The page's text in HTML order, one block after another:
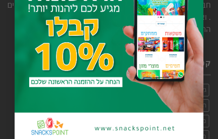
חברים ובני משפחה. נפלה לנו זכות גדולה להמתיק לכם את החיים
. ואנחנו מקפידים להתייחס אליה ברצינות ולהציע את המגוון
הרחב.
קטגוריות
גלידות ושלגונים חד פעמי חומרי גלם
חטיפי חלבון וללא סוכר
חטיפים
חמצוצים
מוצרים למסעדות ומטבחים
ממתקים
מנה חמה
פיצוחים